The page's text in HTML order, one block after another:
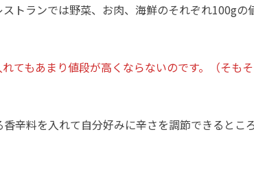
トランでは野菜、お肉、海鮮のそれぞれ100gの
てもあまり値段が高くならないのです。（そも
辛料を入れて自分好みに辛さを調節できるとこ